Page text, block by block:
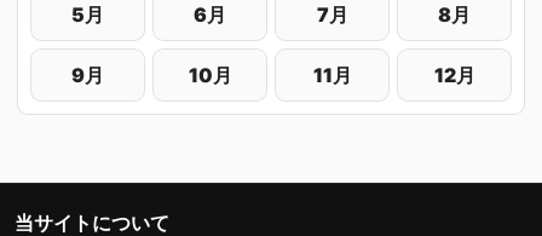
5月 6月 7月 8月
9月 10月 11月 12月
当サイトについて